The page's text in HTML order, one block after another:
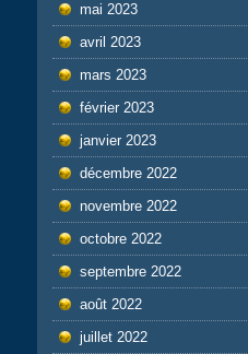
mai 2023
avril 2023
mars 2023
février 2023
janvier 2023
décembre 2022
novembre 2022
octobre 2022
septembre 2022
août 2022
juillet 2022